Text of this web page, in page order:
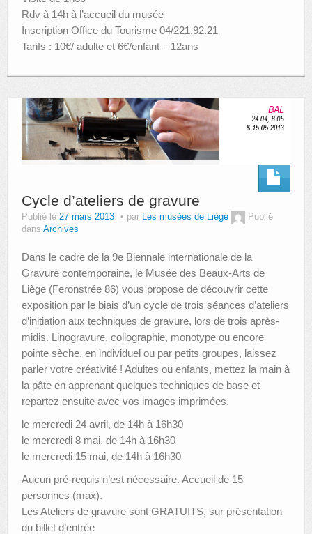
Rdv à 14h à l’accueil du musée
Inscription Office du Tourisme 04/221.92.21
Tarifs : 10€/ adulte et 6€/enfant – 12ans
Cycle d’ateliers de gravure
Publié le 27 mars 2013 par Les musées de Liège
Publié
dans Archives
Dans le cadre de la 9e Biennale internationale de la
Gravure contemporaine, le Musée des Beaux-Arts de
Liège (Feronstrée 86) vous propose de découvrir cette
exposition par le biais d’un cycle de trois séances d’ateliers
d’initiation aux techniques de gravure, lors de trois après-
midis. Linogravure, collographie, monotype ou encore
pointe sèche, en individuel ou par petits groupes, laissez
parler votre créativité ! Adultes ou enfants, mettez la main à
la pâte en apprenant quelques techniques de base et
repartez ensuite avec vos images imprimées.
le mercredi 24 avril, de 14h à 16h30
le mercredi 8 mai, de 14h à 16h30
le mercredi 15 mai, de 14h à 16h30
Aucun pré-requis n’est nécessaire. Accueil de 15
personnes (max).
Les Ateliers de gravure sont GRATUITS, sur présentation
du billet d’entrée